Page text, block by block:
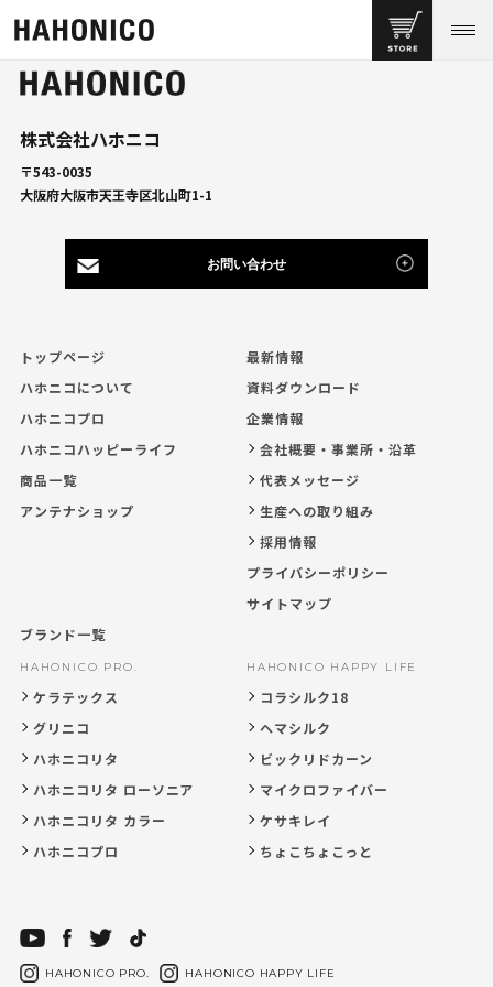
株式会社ハホニコ
〒543-0035
大阪府大阪市天王寺区北山町1-1
お問い合わせ
トップページ
ハホニコについて
ハホニコプロ
ハホニコハッピーライフ
商品一覧
アンテナショップ
ブランド一覧
HAHONICO PRO.
ケラテックス
グリニコ
ハホニコリタ
ハホニコリタ ローソニア
ハホニコリタ カラー
ハホニコプロ
HAHONICO HAPPY LIFE
コラシルク18
ヘマシルク
ビックリドカーン
マイクロファイバー
ケサキレイ
ちょこちょこっと
最新情報
資料ダウンロード
企業情報
会社概要・事業所・沿革
代表メッセージ
生産への取り組み
採用情報
プライバシーポリシー
サイトマップ
HAHONICO PRO. HAHONICO HAPPY LIFE